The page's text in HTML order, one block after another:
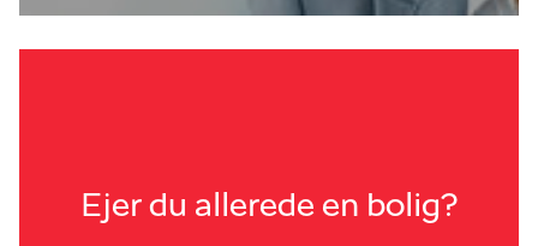
Ejer du allerede en bolig?